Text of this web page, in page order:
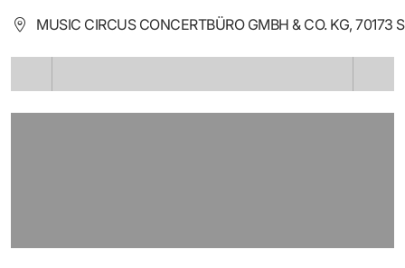
MUSIC CIRCUS CONCERTBÜRO GMBH & CO. KG, 70173